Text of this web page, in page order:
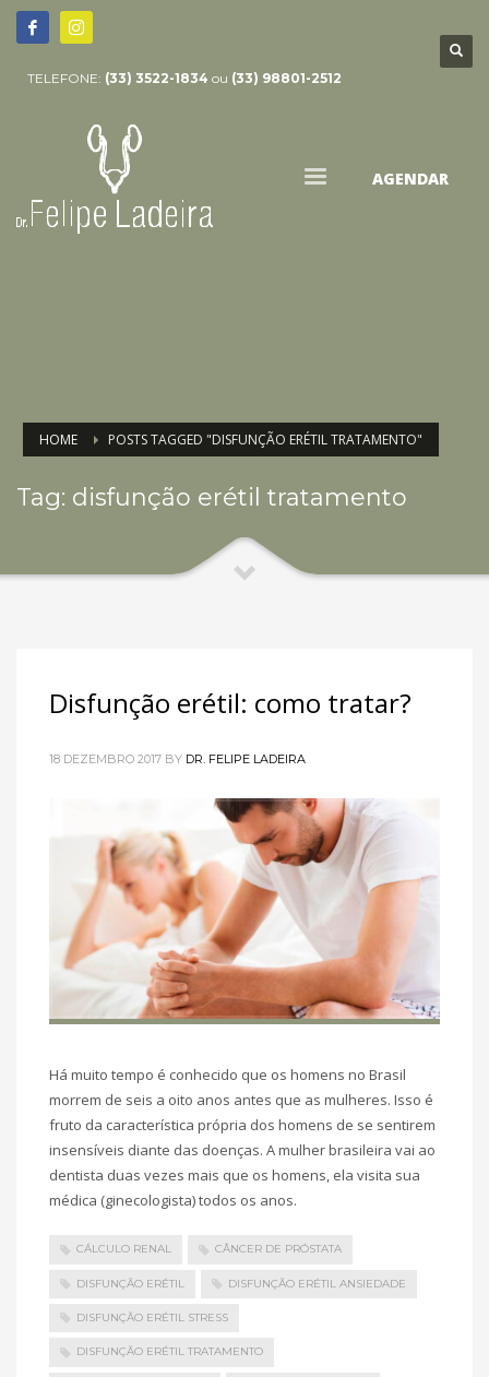
TELEFONE: (33) 3522-1834 ou (33) 98801-2512
AGENDAR
HOME POSTS TAGGED "DISFUNÇÃO ERÉTIL TRATAMENTO"
Tag: disfunção erétil tratamento
Disfunção erétil: como tratar?
18 DEZEMBRO 2017 BY DR. FELIPE LADEIRA
Há muito tempo é conhecido que os homens no Brasil
morrem de seis a oito anos antes que as mulheres. Isso é
fruto da característica própria dos homens de se sentirem
insensíveis diante das doenças. A mulher brasileira vai ao
dentista duas vezes mais que os homens, ela visita sua
médica (ginecologista) todos os anos.
CÁLCULO RENAL CÂNCER DE PRÓSTATA
DISFUNÇÃO ERÉTIL DISFUNÇÃO ERÉTIL ANSIEDADE
DISFUNÇÃO ERÉTIL STRESS
DISFUNÇÃO ERÉTIL TRATAMENTO